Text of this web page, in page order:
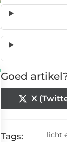
Goed
X
Tags: licht